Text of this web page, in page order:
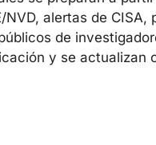
alertas de CISA,
de
y se actualizan